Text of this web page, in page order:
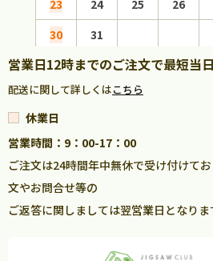
23
24 25 26
30
31
営業日12時までのご注文で最短当
配送に関して詳しくはこちら
休業日
営業時間：9：00-17：00
ご注文は24時間年中無休で受け付けて
文やお問合せ等の
ご返答に関しましては翌営業日となりま